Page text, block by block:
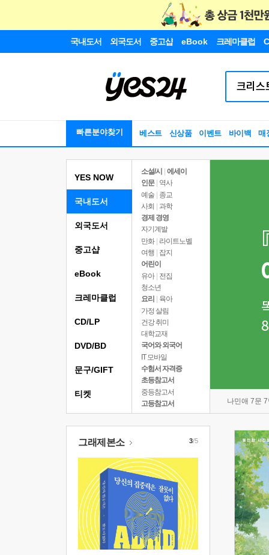
국내도서 외국도서 중고샵 eBook 크레마클럽
빠른분야찾기 베스트 신상품 이벤트 바이백 매
YES NOW
국내도서
소설/시
에세이
인문
역사
예술 | 종교
사회 | 과학
경제 경영
자기계발
만화 | 라이트노벨
여행
잡지
어린이
유아 | 전집
청소년
요리
육아
가정 살림
건강 취미
대학교재
국어와 외국어
IT 모바일
수험서 자격증
초등참고서
중등참고서
고등참고서
나민애 7문
외국도서
중고샵
eBook
크레마클럽
CD/LP
DVD/BD
문구/GIFT
티켓
그래제본소 3/5